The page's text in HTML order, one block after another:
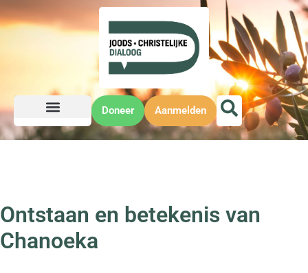
Doneer Aanmelden
Ontstaan en betekenis van
Chanoeka